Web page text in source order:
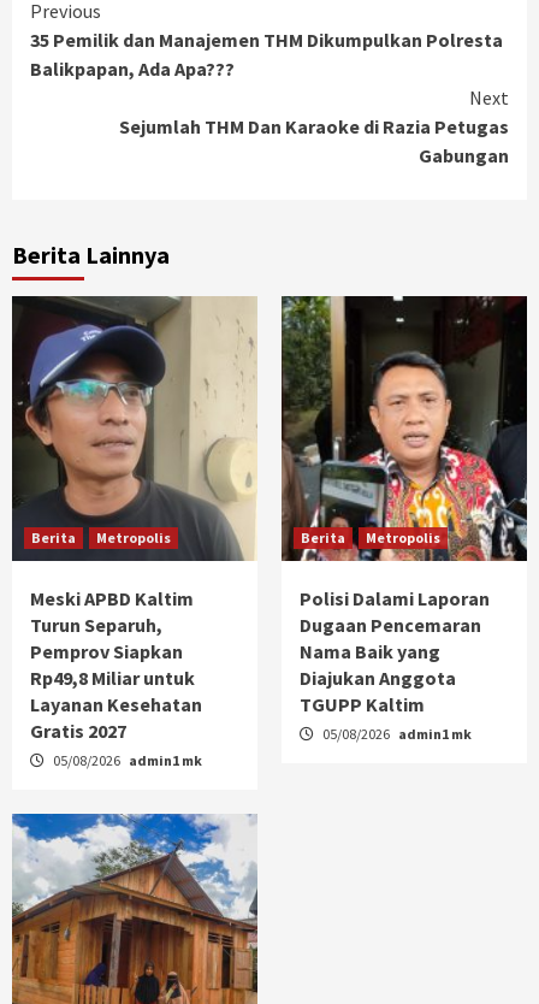
Continue
Reading
Previous
35 Pemilik dan Manajemen THM Dikumpulkan Polresta
Balikpapan, Ada Apa???
Next
Sejumlah THM Dan Karaoke di Razia Petugas
Gabungan
Berita Lainnya
Berita Metropolis
Meski APBD Kaltim
Turun Separuh,
Pemprov Siapkan
Rp49,8 Miliar untuk
Layanan Kesehatan
Gratis 2027
05/08/2026 admin1 mk
Berita Metropolis
Polisi Dalami Laporan
Dugaan Pencemaran
Nama Baik yang
Diajukan Anggota
TGUPP Kaltim
05/08/2026 admin1 mk